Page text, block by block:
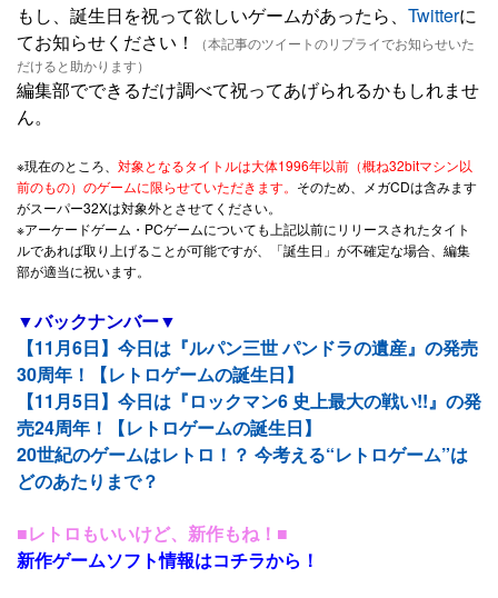
もし、誕生日を祝って欲しいゲームがあったら、 Twitterに
てお知らせください！
（本記事のツイートのリプライでお知らせいた
だけると助かります）
編集部でできるだけ調べて祝ってあげられるかもしれませ
ん。
※現在のところ、 対象となるタイトルは大体1996年以前（概ね32bitマシン以
前のもの）のゲームに限らせていただきます。 そのため、メガCDは含みます
がスーパー32Xは対象外とさせてください。
※アーケードゲーム・PCゲームについても上記以前にリリースされたタイト
ルであれば取り上げることが可能ですが、「誕生日」が不確定な場合、編集
部が適当に祝います。
▼バックナンバー▼
【11月6日】今日は『ルパン三世 パンドラの遺産』の発売
30周年！【レトロゲームの誕生日】
【11月5日】今日は『ロックマン6 史上最大の戦い!!』の発
売24周年！【レトロゲームの誕生日】
20世紀のゲームはレトロ！？ 今考える“レトロゲーム”は
どのあたりまで？
■レトロもいいけど、新作もね！■
新作ゲームソフト情報はコチラから！